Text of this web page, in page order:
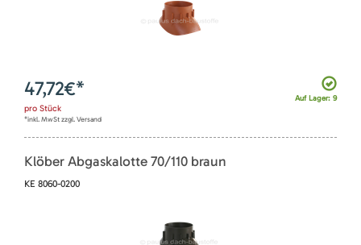
Auf Lager: 9
47,72€*
pro Stück
*inkl. MwSt zzgl. Versand
Klöber Abgaskalotte 70/110 braun
KE 8060-0200